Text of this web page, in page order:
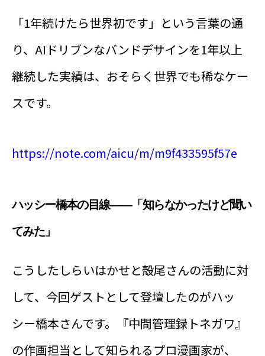
「1年続けたら世界初です」という言葉の通
り、AIドリブンなバンドデサインを1年以上
継続した実績は、おそらく世界でも稀なケー
スです。
https://note.com/aicu/m/m9f433595f57e
ハッシー橋本の目線——「知らなかったけど聞い
てみた」
こうしたしらいはかせと殻尾さんの活動に対
して、今回ゲストとして登壇したのがハッ
シー橋本さんです。『中間管理録トネガワ』
の作画担当として知られるプロ漫画家が、